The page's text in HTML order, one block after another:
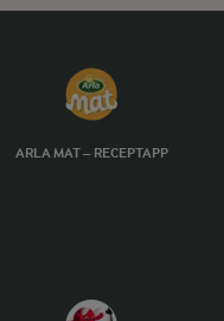
ARLA MAT – RECEPTAPP